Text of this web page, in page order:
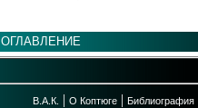
ОГЛАВЛЕНИЕ
В.А.К. | О Коптюге | Библиография